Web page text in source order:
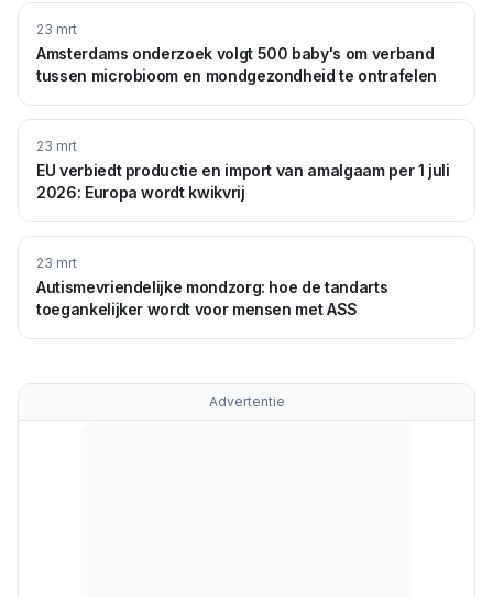
23 mrt
Amsterdams onderzoek volgt 500 baby's om verband
tussen microbioom en mondgezondheid te ontrafelen
23 mrt
EU verbiedt productie en import van amalgaam per 1 juli
2026: Europa wordt kwikvrij
23 mrt
Autismevriendelijke mondzorg: hoe de tandarts
toegankelijker wordt voor mensen met ASS
Advertentie